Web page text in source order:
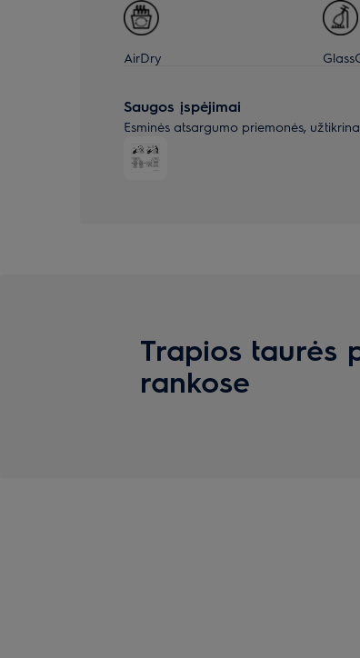
AirDry
Saugos įspėjimai
Esminės atsargumo priemonės,
Trapios taurės
rankose